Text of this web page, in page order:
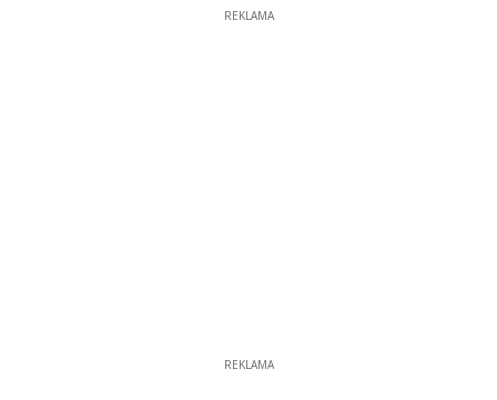
REKLAMA
REKLAMA